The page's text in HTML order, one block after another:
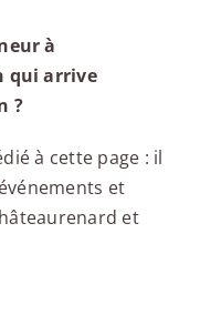
à
qui arrive
?
à cette page : il
et
et